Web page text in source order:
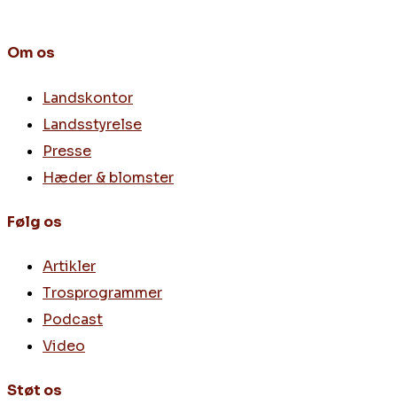
Om os
Landskontor
Landsstyrelse
Presse
Hæder & blomster
Følg os
Artikler
Trosprogrammer
Podcast
Video
Støt os